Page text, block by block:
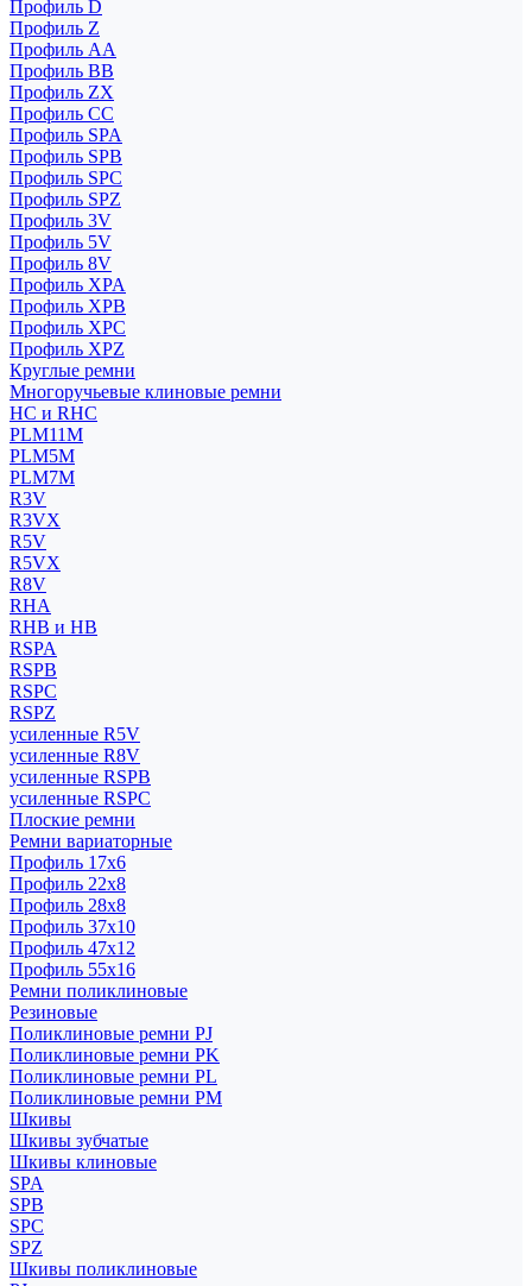
Профиль D
Профиль Z
Профиль АА
Профиль BB
Профиль ZX
Профиль CC
Профиль SPA
Профиль SPB
Профиль SPC
Профиль SPZ
Профиль 3V
Профиль 5V
Профиль 8V
Профиль XPA
Профиль XPB
Профиль XPC
Профиль XPZ
Круглые ремни
Многоручьевые клиновые ремни
HC и RHC
PLM11M
PLM5M
PLM7M
R3V
R3VX
R5V
R5VX
R8V
RHA
RHB и HB
RSPA
RSPB
RSPC
RSPZ
усиленные R5V
усиленные R8V
усиленные RSPB
усиленные RSPC
Плоские ремни
Ремни вариаторные
Профиль 17x6
Профиль 22x8
Профиль 28x8
Профиль 37x10
Профиль 47x12
Профиль 55x16
Ремни поликлиновые
Резиновые
Поликлиновые ремни PJ
Поликлиновые ремни PK
Поликлиновые ремни PL
Поликлиновые ремни PM
Шкивы
Шкивы зубчатые
Шкивы клиновые
SPA
SPB
SPC
SPZ
Шкивы поликлиновые